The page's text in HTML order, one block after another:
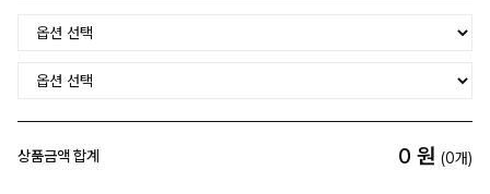
상품금액 합계 0 원 (0개)